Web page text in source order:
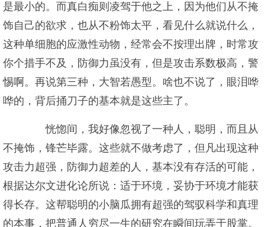
是最小的。而真白痴则凌驾于他之上，因为他们从不掩
饰自己的欲求，也从不粉饰太平，看见什么就说什么，
这种单细胞的应激性动物，经常会不按理出牌，时常攻
你个措手不及，防御力虽没有，但是攻击系数极高，警
惕啊。再说第三种，大智若愚型。啥也不说了，眼泪哗
哗的，背后捅刀子的基本就是这些主了。
恍惚间，我好像忽视了一种人，聪明，而且从
不掩饰，锋芒毕露。这些就不做考虑了，但凡出现这种
攻击力超强，防御力超差的人，基本没有存活的可能，
根据达尔文进化论所说：适于环境，妥协于环境才能获
得长存。这帮聪明的小脑瓜拥有超强的驾驭科学和真理
的本事，把普通人穷尽一生的研究在瞬间玩弄于股掌。